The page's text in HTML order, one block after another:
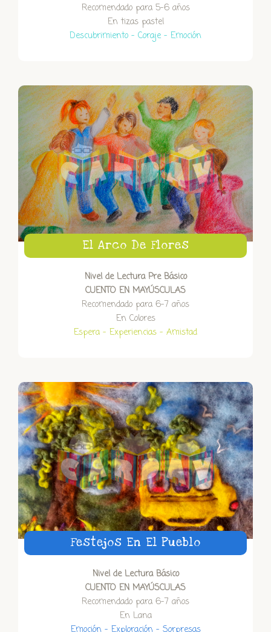
Recomendado para 5-6 años
En tizas pastel
Descubrimiento – Coraje – Emoción
El Arco De Flores
Nivel de Lectura Pre Básico
CUENTO EN MAYÚSCULAS
Recomendado para 6-7 años
En Colores
Espera – Experiencias – Amistad
Festejos En El Pueblo
Nivel de Lectura Básico
CUENTO EN MAYÚSCULAS
Recomendado para 6-7 años
En Lana